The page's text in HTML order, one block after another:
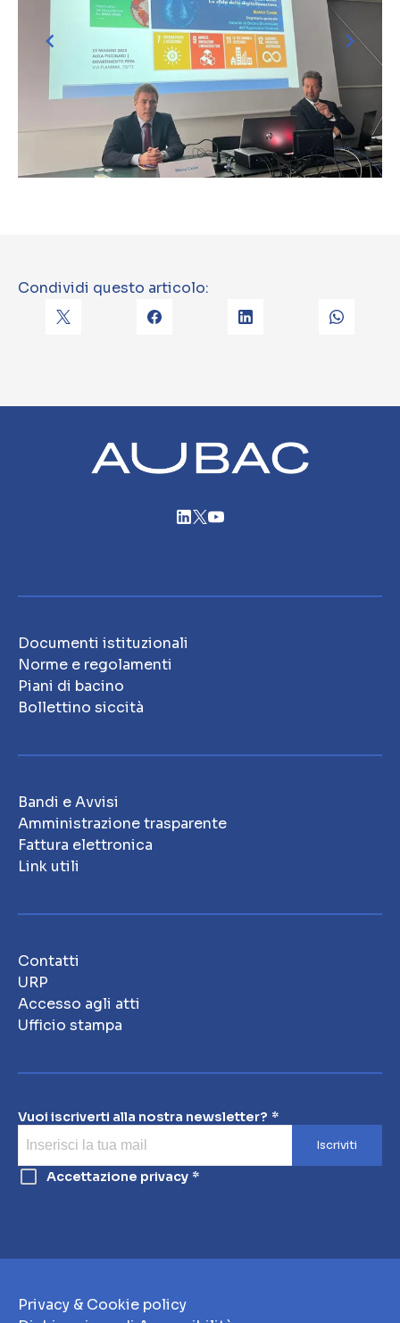
Condividi questo articolo:
Documenti istituzionali
Norme e regolamenti
Piani di bacino
Bollettino siccità
Bandi e Avvisi
Amministrazione trasparente
Fattura elettronica
Link utili
Contatti
URP
Accesso agli atti
Ufficio stampa
Vuoi iscriverti alla nostra newsletter?
Iscriviti
Accettazione privacy
Privacy & Cookie policy